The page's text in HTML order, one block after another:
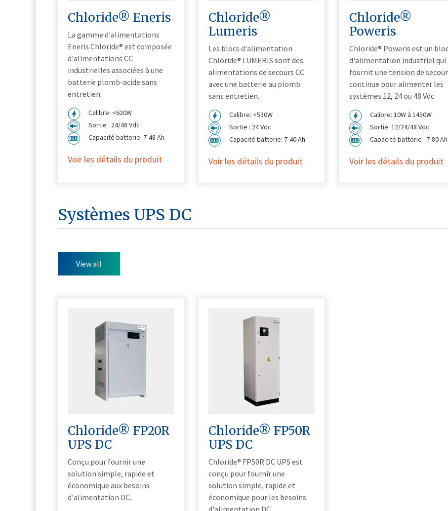
Chloride® Eneris
La gamme d'alimentations
Eneris Chloride® est composée
d'alimentations CC
industrielles associées à une
batterie plomb-acide sans
entretien.
Calibre: <620W
Sortie : 24/48 Vdc
Capacité batterie: 7-48 Ah
Voir les détails du produit
Chloride®
Lumeris
Les blocs d'alimentation
Chloride® LUMERIS sont des
alimentations de secours CC
avec une batterie au plomb
sans entretien.
Calibre: <530W
Sortie : 24 Vdc
Capacité batterie: 7-40 Ah
Voir les détails du produit
Chloride®
Poweris
Chloride® Poweris est un
d'alimentation industriel qui
fournit une tension de
continue pour alimenter les
systèmes 12, 24 ou 48 Vdc.
Calibre: 10W à 1450W
Sortie: 12/24/48 Vdc
Capacité batterie : 7-80 Ah
Voir les détails du produit
Systèmes UPS DC
View all
Chloride® FP20R
UPS DC
Conçu pour fournir une
solution simple, rapide et
économique aux besoins
d'alimentation DC.
Chloride® FP50R
UPS DC
Chloride® FP50R DC UPS est
conçu pour fournir une
solution simple, rapide et
économique pour les besoins
d'alimentation DC.